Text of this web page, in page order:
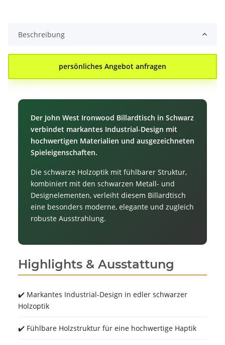
Beschreibung
persönliches Angebot anfragen
Der John West Ironwood Billardtisch in Schwarz
verbindet markantes Industrial-Design mit
hochwertigen Materialien und ausgezeichneten
Spieleigenschaften.
Die schwarze Holzoptik mit fühlbarer Struktur,
kombiniert mit den schwarzen Metall- und
Designelementen, verleiht diesem Billardtisch
eine besonders moderne, elegante und zugleich
robuste Ausstrahlung.
Highlights & Ausstattung
✔️ Markantes Industrial-Design in edler schwarzer
Holzoptik
✔️ Fühlbare Holzstruktur für eine hochwertige Haptik